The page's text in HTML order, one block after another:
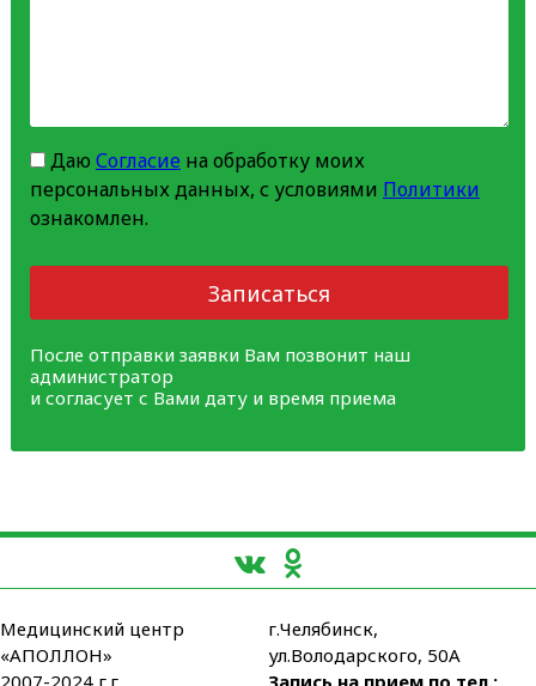
Даю Согласиена обработку моих
персональных данных, с условиями Политики
ознакомлен.
Записаться
После отправки заявки Вам позвонит наш
администратор
и согласует с Вами дату и время приема
Медицинский центр
«АПОЛЛОН»
г.Челябинск,
ул.Володарского, 50А